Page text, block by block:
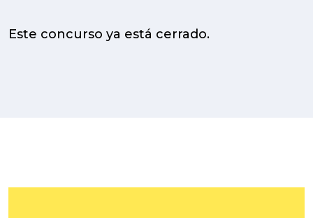
Este concurso ya está cerrado.